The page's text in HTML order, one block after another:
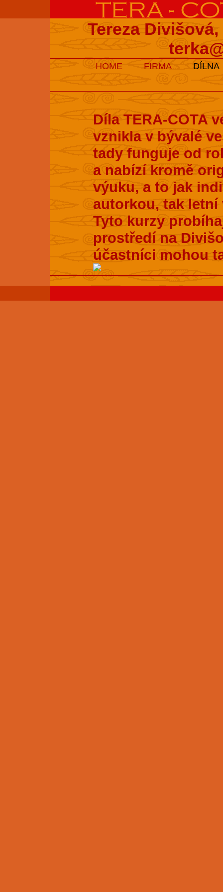
Tereza
HOME FIRMA DÍLNA
Díla TERA-COTA
vznikla v bývalé
tady funguje od
a nabízí kromě
výuku, a to jak
autorkou, tak letní
Tyto kurzy
prostředí na
účastníci mohou